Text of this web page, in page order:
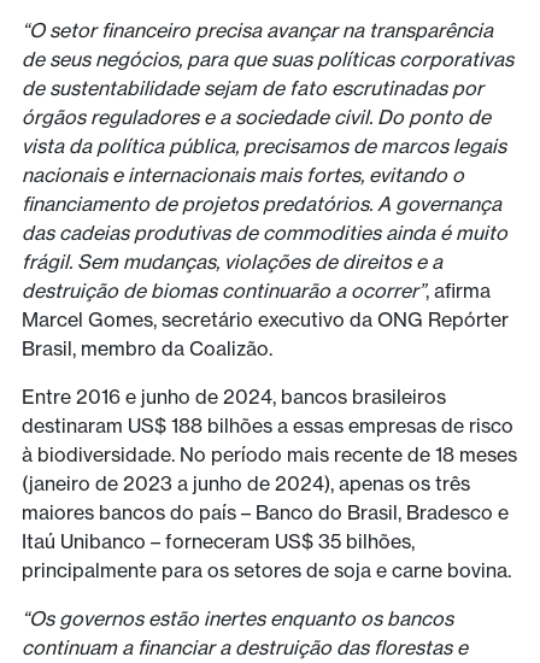
“O setor financeiro precisa avançar na transparência
de seus negócios, para que suas políticas corporativas
de sustentabilidade sejam de fato escrutinadas por
órgãos reguladores e a sociedade civil. Do ponto de
vista da política pública, precisamos de marcos legais
nacionais e internacionais mais fortes, evitando o
financiamento de projetos predatórios. A governança
das cadeias produtivas de commodities ainda é muito
frágil. Sem mudanças, violações de direitos e a
destruição de biomas continuarão a ocorrer”, afirma
Marcel Gomes, secretário executivo da ONG Repórter
Brasil, membro da Coalizão.
Entre 2016 e junho de 2024, bancos brasileiros
destinaram US$ 188 bilhões a essas empresas de risco
à biodiversidade. No período mais recente de 18 meses
(janeiro de 2023 a junho de 2024), apenas os três
maiores bancos do país – Banco do Brasil, Bradesco e
Itaú Unibanco – forneceram US$ 35 bilhões,
principalmente para os setores de soja e carne bovina.
“Os governos estão inertes enquanto os bancos
continuam a financiar a destruição das florestas e